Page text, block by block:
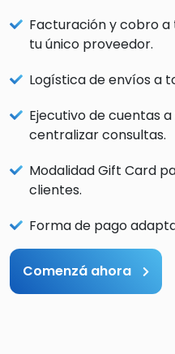
Facturación y cobro a
tu único proveedor.
Logística de envíos a
Ejecutivo de cuentas
centralizar consultas.
Modalidad Gift Card
clientes.
Forma de pago
Comenzá ahora